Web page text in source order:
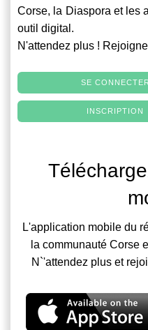
Corse, la Diaspora et les
outil digital.
N'attendez plus !
SE CONNECTER
INSCRIPTION
L'application mobile du
la communauté Corse
N`'attendez plus et